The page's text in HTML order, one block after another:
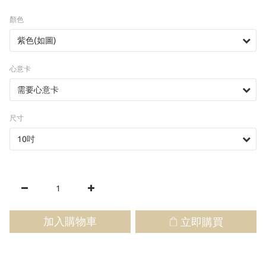
顏色
心意卡
尺寸
加入購物車 立即購買